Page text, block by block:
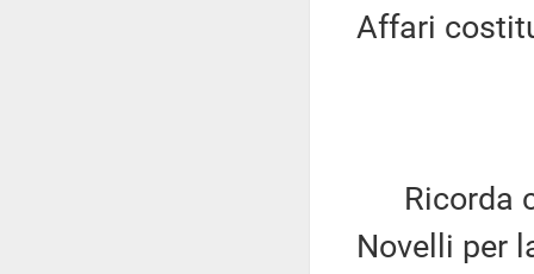
Affari
Ricorda
Novelli per